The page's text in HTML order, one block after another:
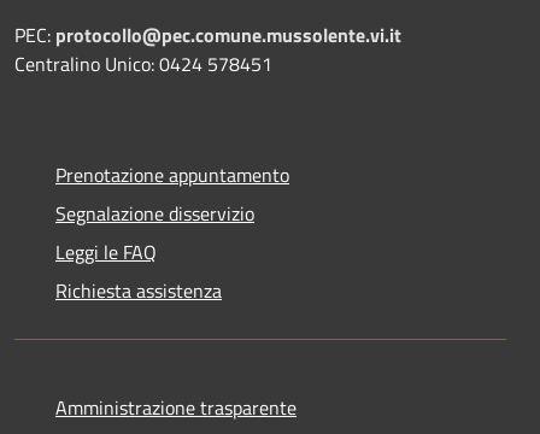
PEC: protocollo@pec.comune.mussolente.vi.it
Centralino Unico: 0424 578451
Prenotazione appuntamento
Segnalazione disservizio
Leggi le FAQ
Richiesta assistenza
Amministrazione trasparente